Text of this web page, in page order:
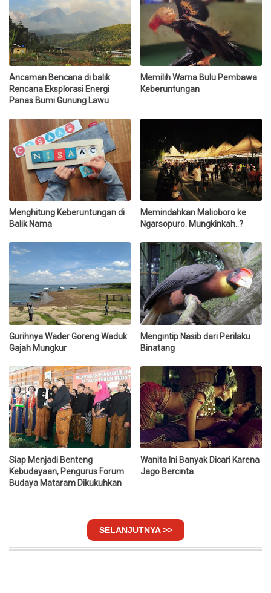
Ancaman Bencana di balik
Rencana Eksplorasi Energi
Panas Bumi Gunung Lawu
Memilih Warna Bulu Pembawa
Keberuntungan
Menghitung Keberuntungan di
Balik Nama
Memindahkan Malioboro ke
Ngarsopuro. Mungkinkah..?
Gurihnya Wader Goreng Waduk
Gajah Mungkur
Mengintip Nasib dari Perilaku
Binatang
Siap Menjadi Benteng
Kebudayaan, Pengurus Forum
Budaya Mataram Dikukuhkan
Wanita Ini Banyak Dicari Karena
Jago Bercinta
SELANJUTNYA >>